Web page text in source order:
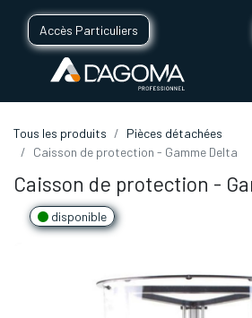
Accès Particuliers
Tous les produits
Pièces détachées
Caisson de protection - Gamme Delta
Caisson de protection -
disponible